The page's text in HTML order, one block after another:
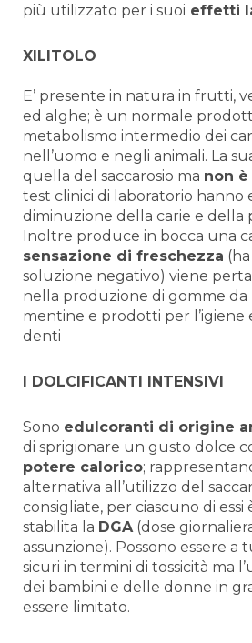
più utilizzato per i suoi effetti
XILITOLO
E’ presente in natura in frutti,
ed alghe; è un normale
metabolismo intermedio dei
nell’uomo e negli animali. La
quella del saccarosio ma non
test clinici di laboratorio hanno
diminuzione della carie e della
Inoltre produce in bocca una
sensazione di freschezza
soluzione negativo) viene
nella produzione di gomme da
mentine e prodotti per l’igiene
denti
I DOLCIFICANTI INTENSIVI
Sono edulcoranti di origine
di sprigionare un gusto dolce
potere calorico;
alternativa all’utilizzo del
consigliate, per ciascuno di essi
stabilita la DGA(dose
assunzione). Possono essere a
sicuri in termini di tossicità ma
dei bambini e delle donne in
essere limitato.